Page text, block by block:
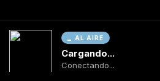
AL AIRE
Cargando...
Conectando...